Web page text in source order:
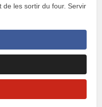
de les sortir du four. Servir